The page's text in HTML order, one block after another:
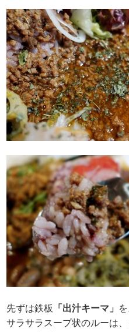
先ずは鉄板 「出汁キーマ」
を
サラサラスープ状のルーは